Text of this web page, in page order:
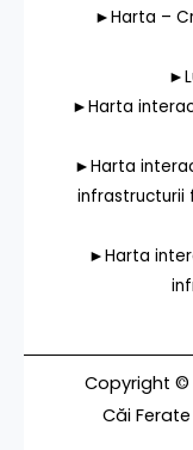
►Harta –
►Harta
►Harta
infrastructurii
►Harta
Copyright ©
Căi Ferate